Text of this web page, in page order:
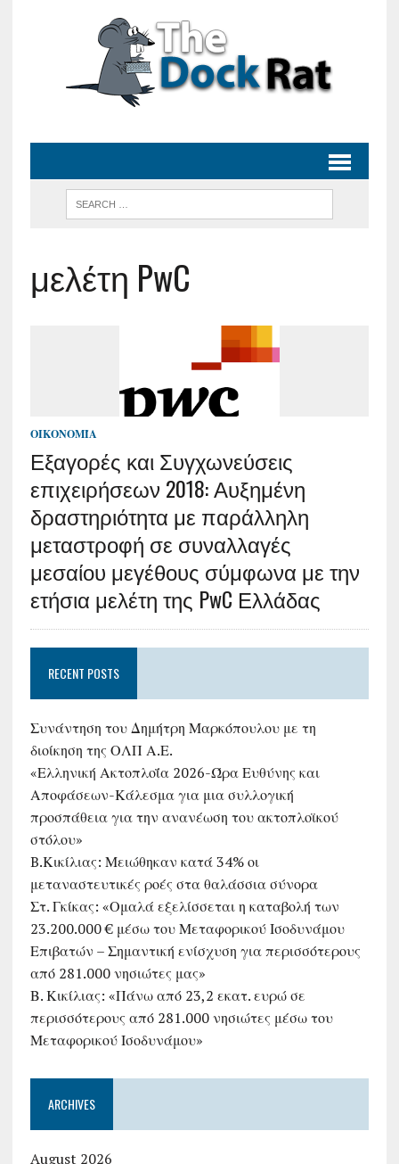
μελέτη PwC
ΟΙΚΟΝΟΜΊΑ
Εξαγορές και Συγχωνεύσεις
επιχειρήσεων 2018: Αυξημένη
δραστηριότητα με παράλληλη
μεταστροφή σε συναλλαγές
μεσαίου μεγέθους σύμφωνα με την
ετήσια μελέτη της PwC Ελλάδας
RECENT POSTS
Συνάντηση του Δημήτρη Μαρκόπουλου με τη
διοίκηση της ΟΛΠ Α.Ε.
«Ελληνική Ακτοπλοΐα 2026-Ώρα Ευθύνης και
Αποφάσεων-Κάλεσμα για μια συλλογική
προσπάθεια για την ανανέωση του ακτοπλοϊκού
στόλου»
B.Κικίλιας: Μειώθηκαν κατά 34% οι
μεταναστευτικές ροές στα θαλάσσια σύνορα
Στ. Γκίκας: «Ομαλά εξελίσσεται η καταβολή των
23.200.000 € μέσω του Μεταφορικού Ισοδυνάμου
Επιβατών – Σημαντική ενίσχυση για περισσότερους
από 281.000 νησιώτες μας»
Β. Κικίλιας: «Πάνω από 23,2 εκατ. ευρώ σε
περισσότερους από 281.000 νησιώτες μέσω του
Μεταφορικού Ισοδυνάμου»
ARCHIVES
August 2026